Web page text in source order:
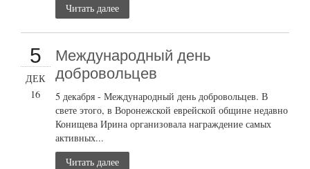
Читать далее
5
ДЕК
16
Международный день
добровольцев
5 декабря - Международный день добровольцев. В
свете этого, в Воронежской еврейской общине недавно
Конищева Ирина организовала награждение самых
активных...
Читать далее